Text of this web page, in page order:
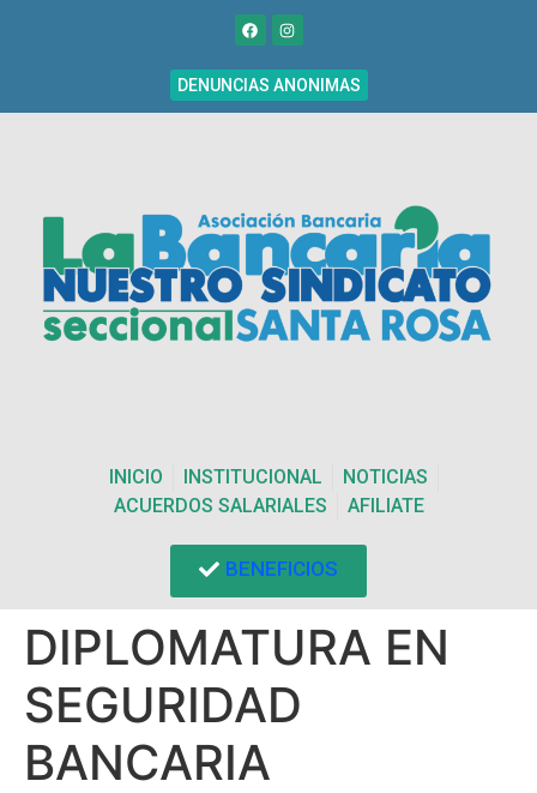
DENUNCIAS ANONIMAS
INICIO INSTITUCIONAL
NOTICIAS
ACUERDOS SALARIALES
AFILIATE
BENEFICIOS
DIPLOMATURA EN
SEGURIDAD
BANCARIA